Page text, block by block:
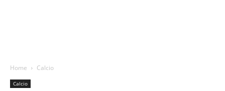
Home Calcio
Calcio